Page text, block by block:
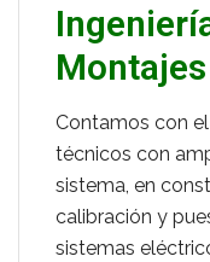
Montajes
Contamos con
técnicos con
sistema, en
calibración y
sistemas